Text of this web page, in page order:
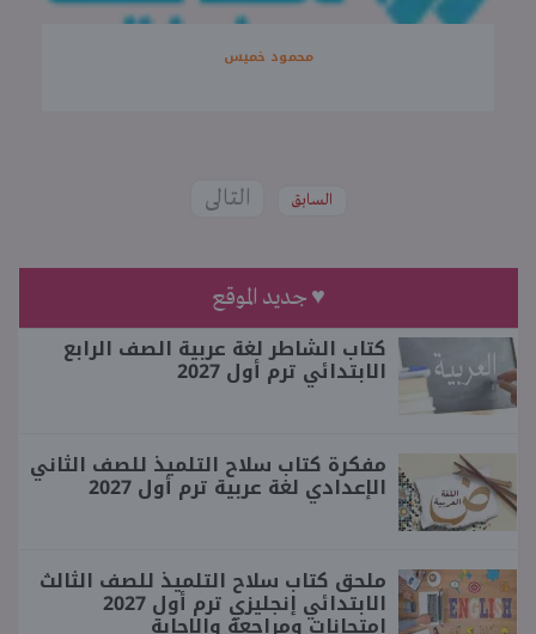
محمود خميس
السابق التالى
♥ جديد الموقع
كتاب الشاطر لغة عربية الصف الرابع
الابتدائي ترم أول 2027
مفكرة كتاب سلاح التلميذ للصف الثاني
الإعدادي لغة عربية ترم أول 2027
ملحق كتاب سلاح التلميذ للصف الثالث
الابتدائي إنجليزي ترم أول 2027
امتحانات ومراجعة والإجابة